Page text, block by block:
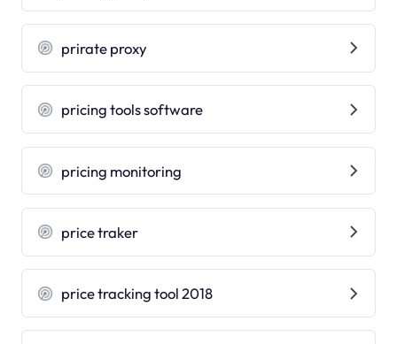
prirate proxy
pricing tools software
pricing monitoring
price traker
price tracking tool 2018